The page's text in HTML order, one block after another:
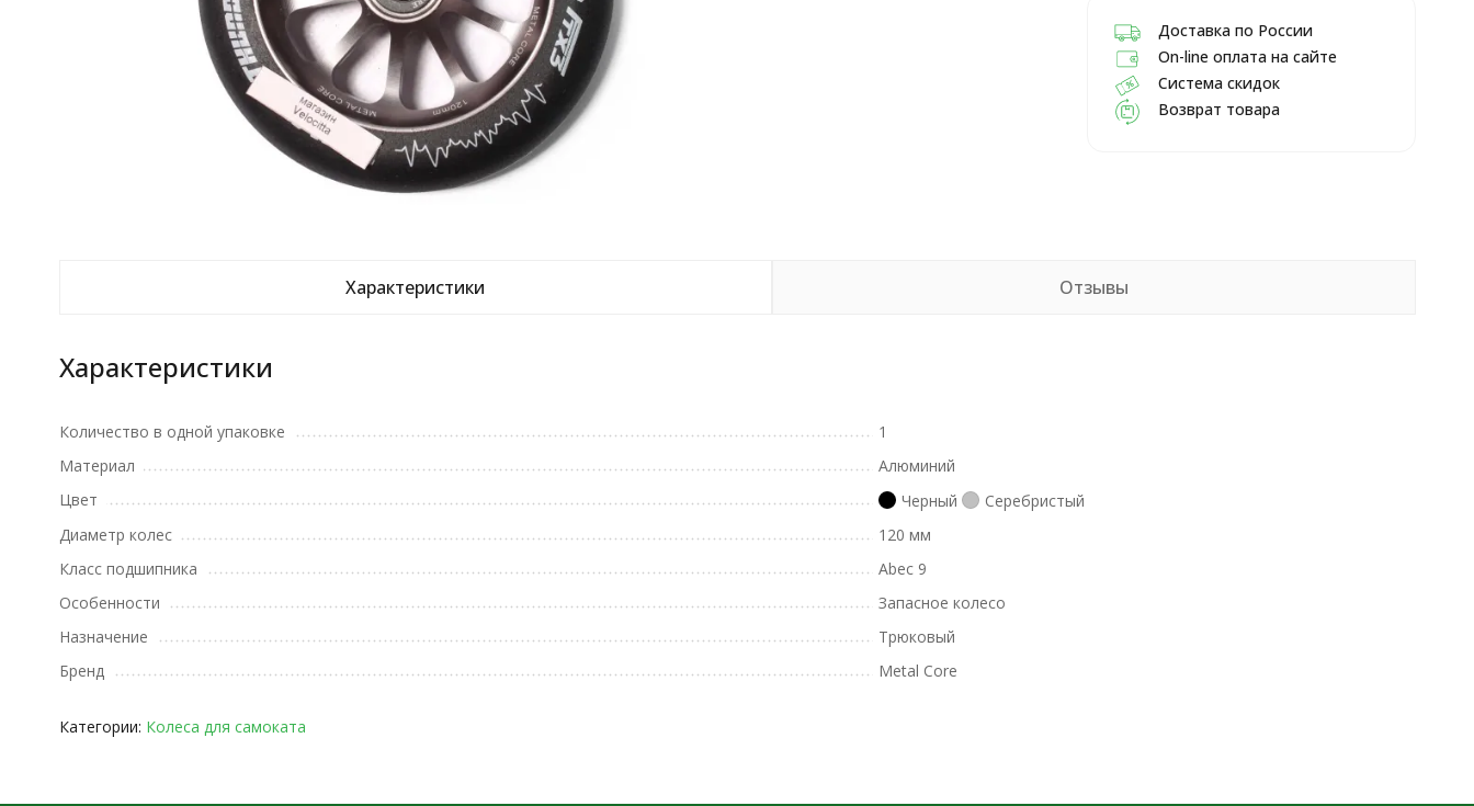
Доставка по России
On-line оплата на сайте
Система скидок
Возврат товара
Характеристики Отзывы
Характеристики
Количество в одной упаковке
1
Материал
Алюминий
Цвет
Черный
Серебристый
Диаметр колес
120 мм
Класс подшипника
Abec 9
Особенности
Запасное колесо
Назначение
Трюковый
Бренд
Metal Core
Категории: Колеса для самоката